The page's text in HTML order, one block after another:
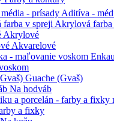
Aditíva -
Akrylová farba
Akrylové
Akvarelové
Guache (Gvaš)
Na hodváb
a fixky